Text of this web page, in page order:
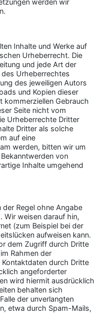
Inhalte und Werke auf
Urheberrecht. Die
und jede Art der
Urheberrechtes
des jeweiligen Autors
und Kopien dieser
kommerziellen Gebrauch
Seite nicht vom
Urheberrechte Dritter
Dritter als solche
auf eine
werden, bitten wir um
von
Inhalte umgehend
der Regel ohne Angabe
Wir weisen darauf hin,
(zum Beispiel bei der
aufweisen kann.
dem Zugriff durch Dritte
Rahmen der
durch Dritte
angeforderter
wird hiermit ausdrücklich
behalten sich
der unverlangten
etwa durch Spam-Mails,